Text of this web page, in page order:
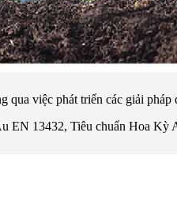
việc phát triển các giải pháp
EN 13432, Tiêu chuẩn Hoa